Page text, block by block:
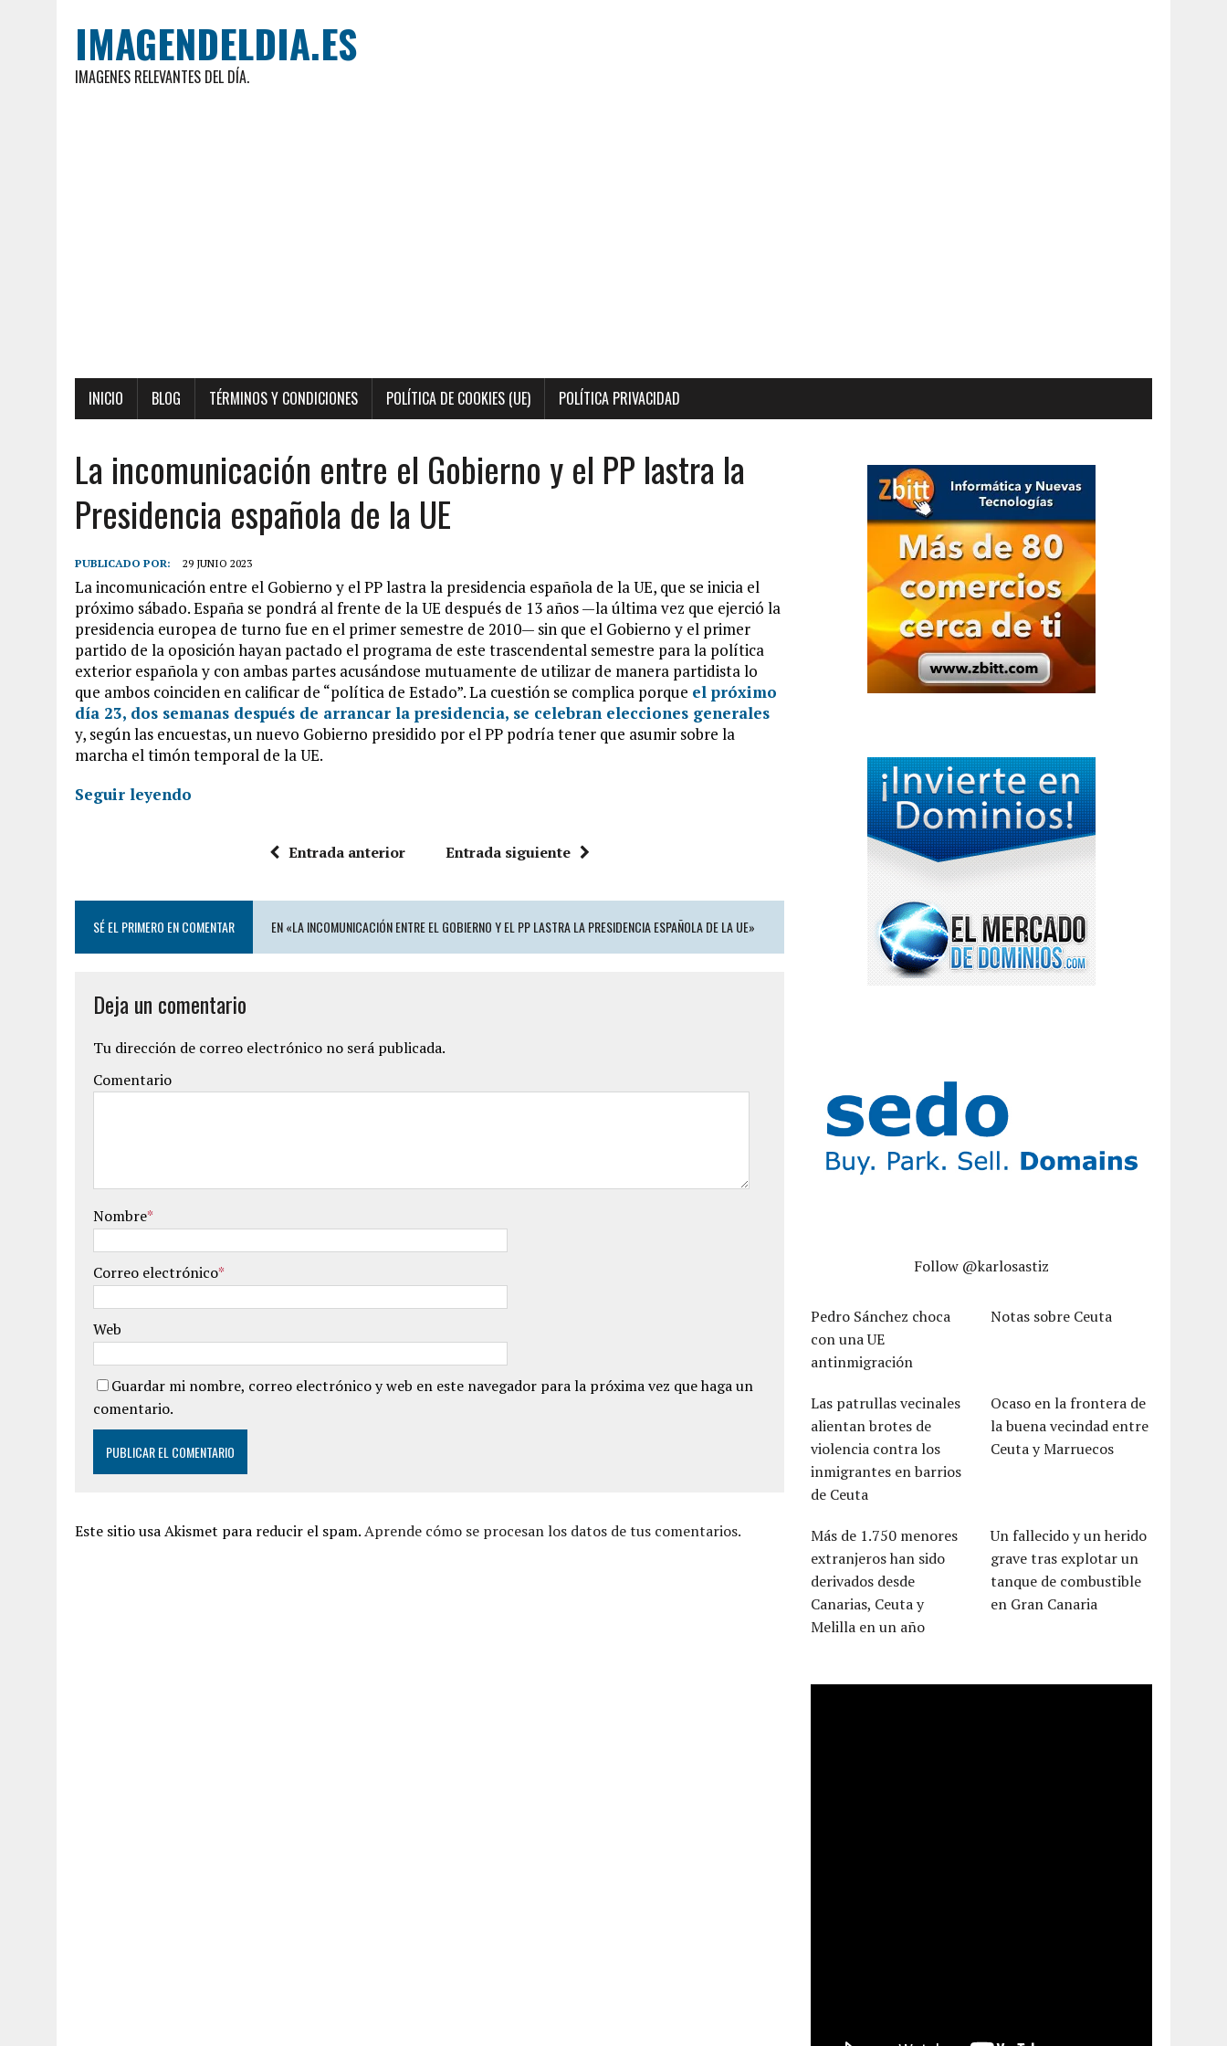
IMAGENDELDIA.ES
IMAGENES RELEVANTES DEL DÍA.
INICIO BLOG TÉRMINOS Y CONDICIONES POLÍTICA DE COOKIES (UE) POLÍTICA PRIVACIDAD
La incomunicación entre el Gobierno y el PP lastra la
Presidencia española de la UE
PUBLICADO POR: 29 JUNIO 2023
La incomunicación entre el Gobierno y el PP lastra la presidencia española de la UE, que se inicia el
próximo sábado. España se pondrá al frente de la UE después de 13 años —la última vez que ejerció la
presidencia europea de turno fue en el primer semestre de 2010— sin que el Gobierno y el primer
partido de la oposición hayan pactado el programa de este trascendental semestre para la política
exterior española y con ambas partes acusándose mutuamente de utilizar de manera partidista lo
que ambos coinciden en calificar de “política de Estado”. La cuestión se complica porque el próximo
día 23, dos semanas después de arrancar la presidencia, se celebran elecciones generales
y, según las encuestas, un nuevo Gobierno presidido por el PP podría tener que asumir sobre la
marcha el timón temporal de la UE.
Seguir leyendo
Entrada anterior Entrada siguiente
SÉ EL PRIMERO EN COMENTAR EN «LA INCOMUNICACIÓN ENTRE EL GOBIERNO Y EL PP LASTRA LA PRESIDENCIA ESPAÑOLA DE LA UE»
Deja un comentario
Tu dirección de correo electrónico no será publicada.
Comentario
Nombre*
Correo electrónico*
Web
Guardar mi nombre, correo electrónico y web en este navegador para la próxima vez que haga un
comentario.
Este sitio usa Akismet para reducir el spam.Aprende cómo se procesan los datos de tus comentarios.
Follow @karlosastiz
Pedro Sánchez choca
con una UE
antinmigración
Notas sobre Ceuta
Las patrullas vecinales
alientan brotes de
violencia contra los
inmigrantes en barrios
de Ceuta
Ocaso en la frontera de
la buena vecindad entre
Ceuta y Marruecos
Más de 1.750 menores
extranjeros han sido
derivados desde
Canarias, Ceuta y
Melilla en un año
Un fallecido y un herido
grave tras explotar un
tanque de combustible
en Gran Canaria